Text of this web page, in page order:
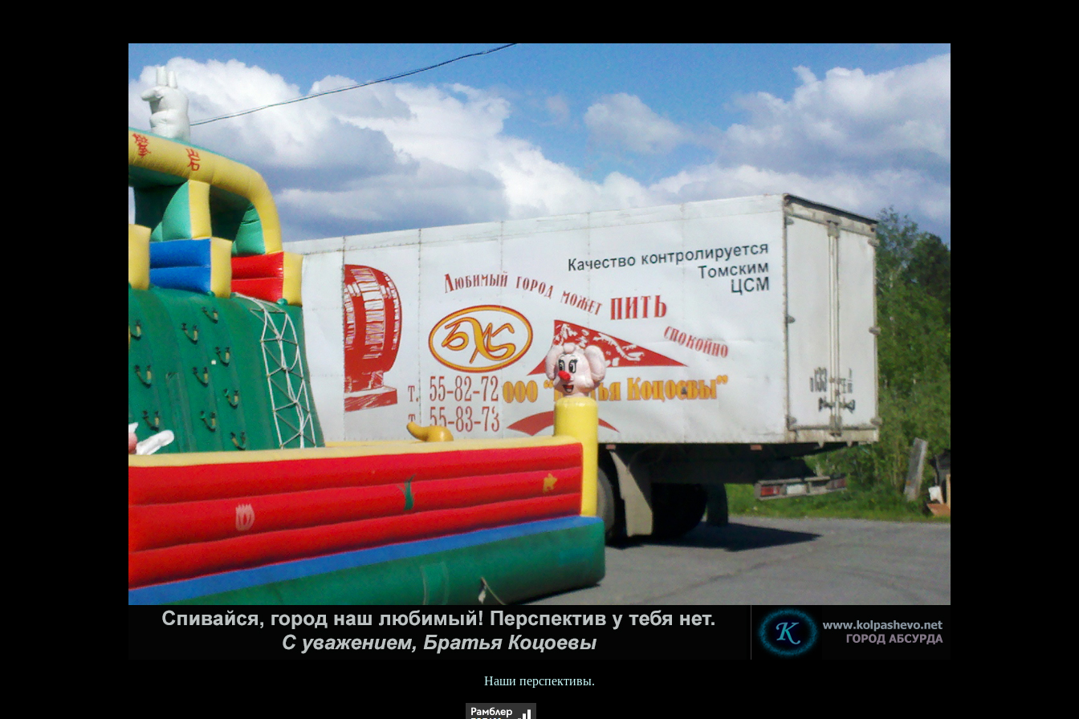
Наши перспективы.